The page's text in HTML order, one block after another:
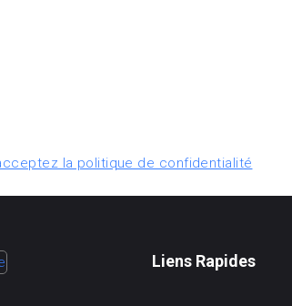
la politique de confidentialité
Liens Rapides